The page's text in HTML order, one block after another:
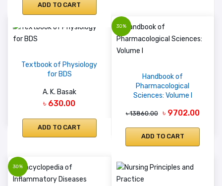
ADD TO CART
Textbook of Physiology
for BDS
A. K. Basak
৳ 630.00
ADD TO CART
30%
Handbook of
Pharmacological
Sciences: Volume I
৳ 13860.00 ৳ 9702.00
ADD TO CART
30%